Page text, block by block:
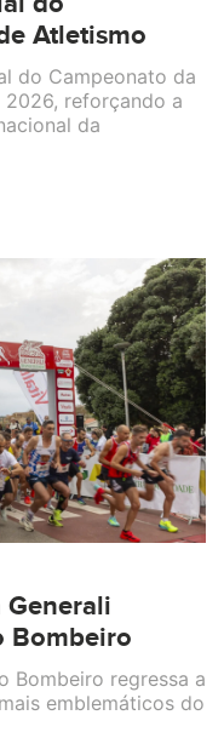
Atletismo
do Campeonato da
2026, reforçando a
da
Generali
Bombeiro
Bombeiro regressa a
emblemáticos do